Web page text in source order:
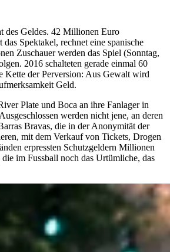
des Geldes. 42 Millionen Euro
Spektakel, rechnet eine spanische
Zuschauer werden das Spiel (Sonntag,
2016 schalteten gerade einmal 60
Kette der Perversion: Aus Gewalt wird
Geld.
Plate und Boca an ihre Fanlager in
werden nicht jene, an deren
Bravas, die in der Anonymität der
mit dem Verkauf von Tickets, Drogen
erpressten Schutzgeldern Millionen
die im Fussball noch das Urtümliche, das